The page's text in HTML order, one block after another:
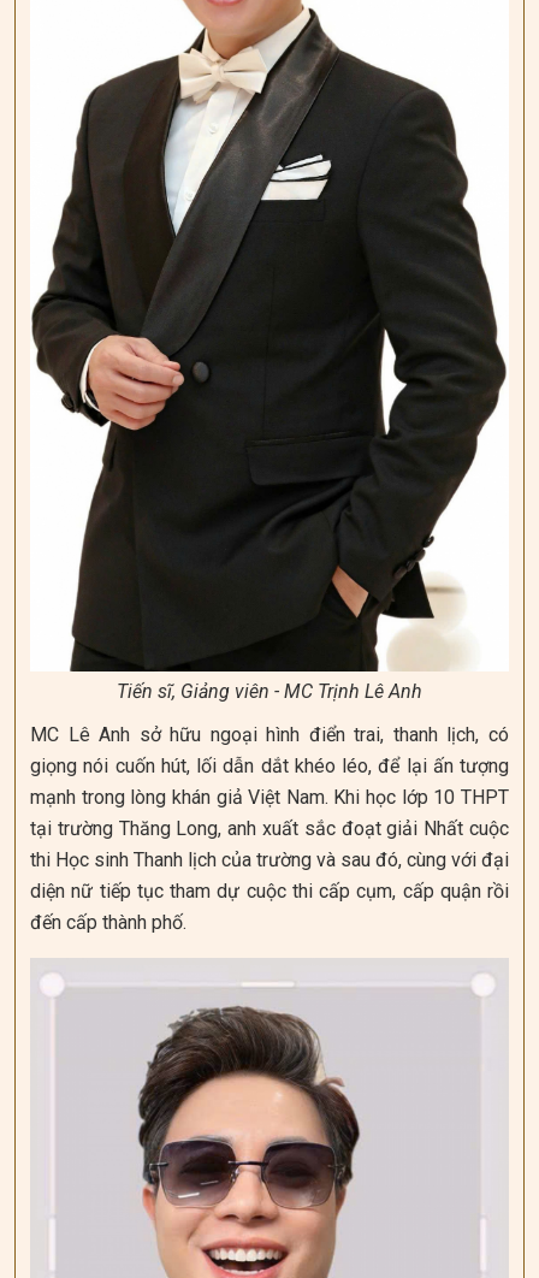
Tiến sĩ, Giảng viên - MC Trịnh Lê Anh
MC Lê Anh sở hữu ngoại hình điển trai, thanh lịch, có
giọng nói cuốn hút, lối dẫn dắt khéo léo, để lại ấn tượng
mạnh trong lòng khán giả Việt Nam. Khi học lớp 10 THPT
tại trường Thăng Long, anh xuất sắc đoạt giải Nhất cuộc
thi Học sinh Thanh lịch của trường và sau đó, cùng với đại
diện nữ tiếp tục tham dự cuộc thi cấp cụm, cấp quận rồi
đến cấp thành phố.